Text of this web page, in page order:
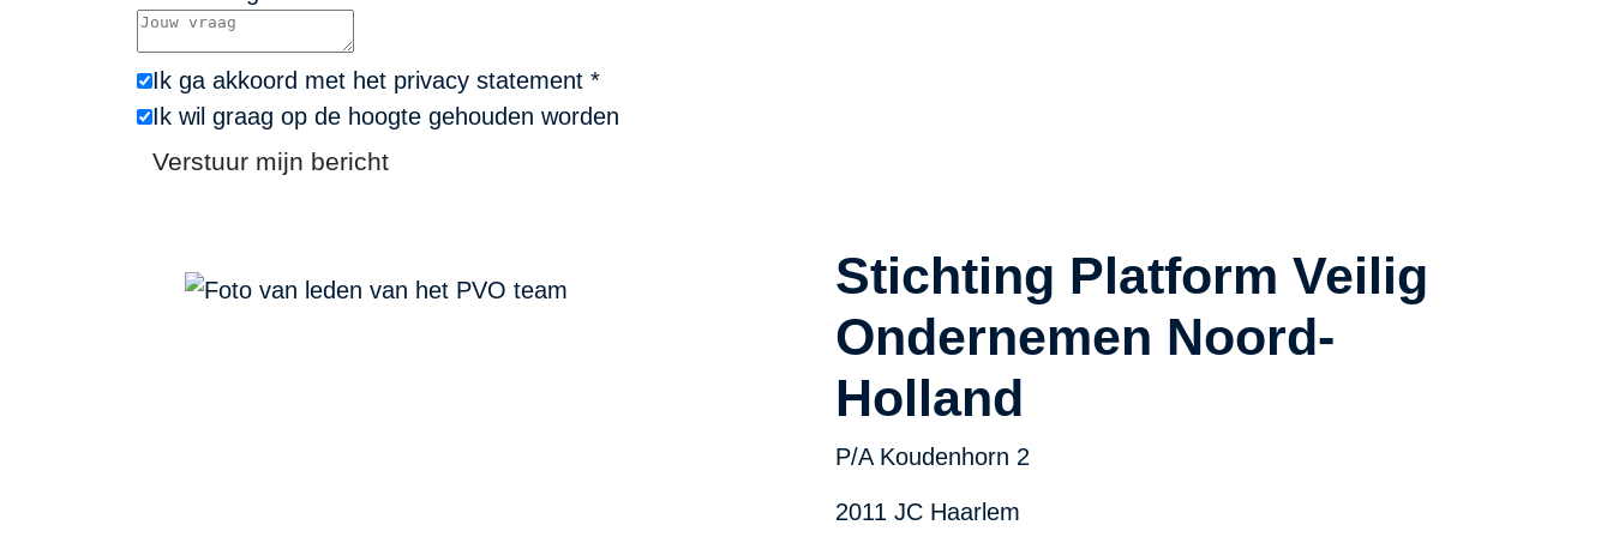
Ik ga akkoord met het privacy statement *
Ik wil graag op de hoogte gehouden worden
Verstuur mijn bericht
Stichting Platform Veilig
Ondernemen Noord-
Holland
P/A Koudenhorn 2
2011 JC Haarlem